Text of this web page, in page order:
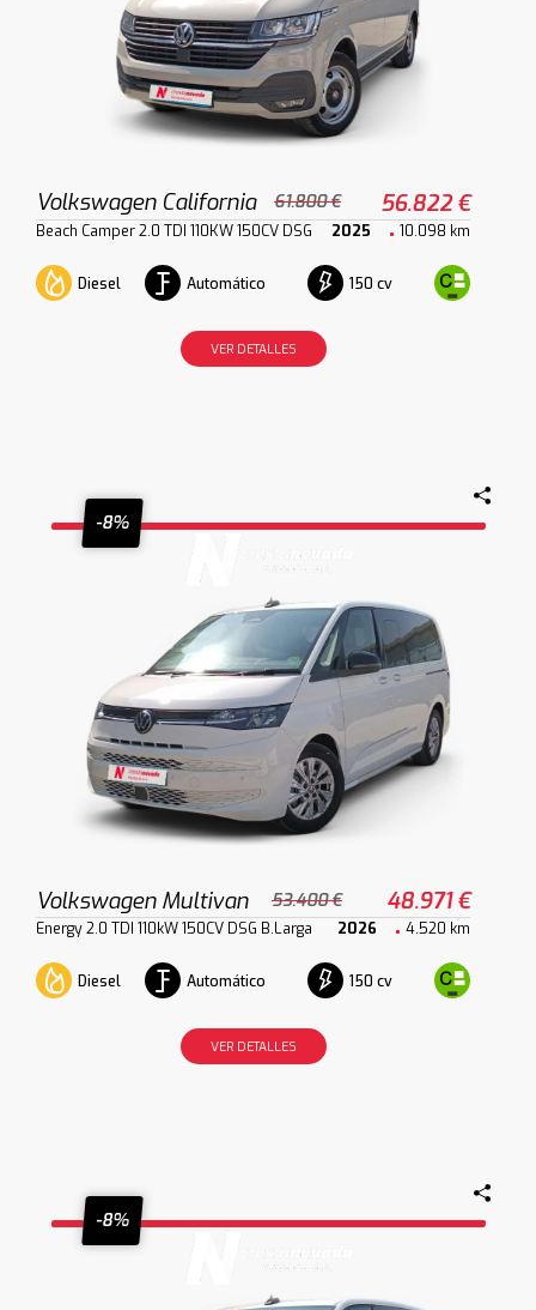
Volkswagen California 61.800 € 56.822 €
Beach Camper 2.0 TDI 110KW 150CV DSG 2025 10.098 km
Diesel Automático 150 cv
VER DETALLES
-8%
Volkswagen Multivan 53.400 € 48.971 €
Energy 2.0 TDI 110kW 150CV DSG B.Larga 2026 4.520 km
Diesel Automático 150 cv
VER DETALLES
-8%